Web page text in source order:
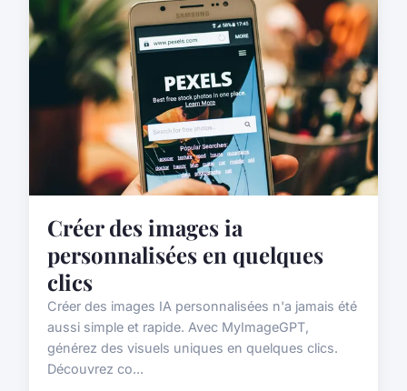
Créer des images ia
personnalisées en quelques
clics
Créer des images IA personnalisées n'a jamais été
aussi simple et rapide. Avec MyImageGPT,
générez des visuels uniques en quelques clics.
Découvrez co...